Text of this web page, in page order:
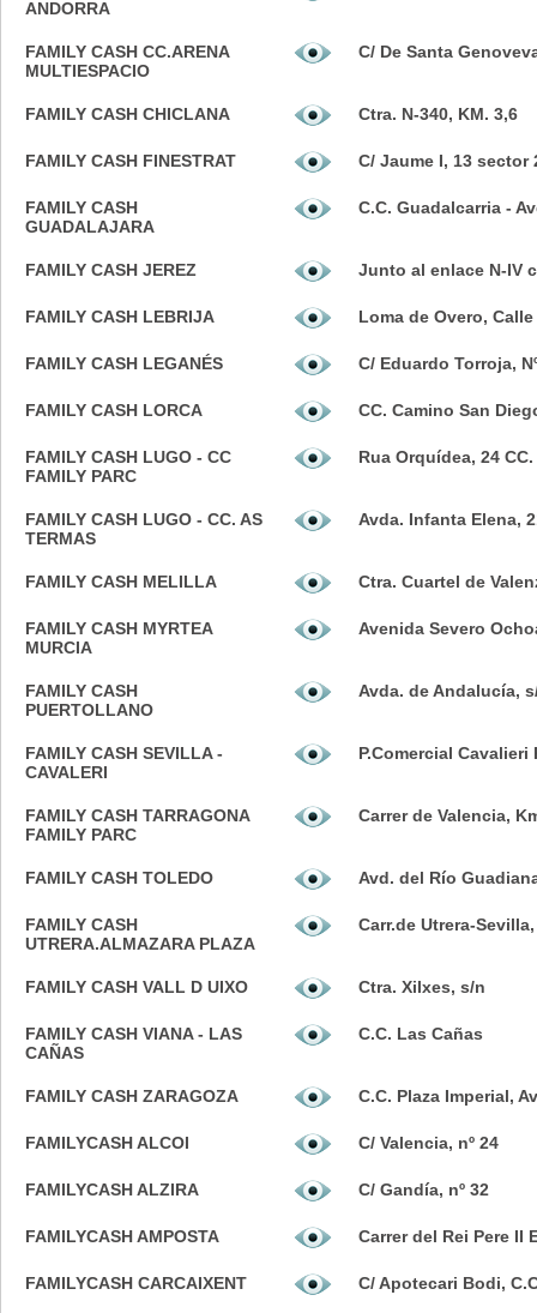
ANDORRA
FAMILY CASH CC.ARENA
MULTIESPACIO
C/ De Santa
FAMILY CASH CHICLANA Ctra. N-340, KM. 3,6
FAMILY CASH FINESTRAT C/ Jaume I, 13 sector
FAMILY CASH
GUADALAJARA
C.C. Guadalcarria -
FAMILY CASH JEREZ Junto al enlace N-IV
FAMILY CASH LEBRIJA Loma de Overo,
FAMILY CASH LEGANÉS C/ Eduardo Torroja,
FAMILY CASH LORCA CC. Camino San
FAMILY CASH LUGO - CC
FAMILY PARC
Rua Orquídea, 24
FAMILY CASH LUGO - CC. AS
TERMAS
Avda. Infanta Elena,
FAMILY CASH MELILLA Ctra. Cuartel de
FAMILY CASH MYRTEA
MURCIA
Avenida Severo
FAMILY CASH
PUERTOLLANO
Avda. de Andalucía,
FAMILY CASH SEVILLA -
CAVALERI
P.Comercial
FAMILY CASH TARRAGONA
FAMILY PARC
Carrer de Valencia,
FAMILY CASH TOLEDO Avd. del Río
FAMILY CASH
UTRERA.ALMAZARA PLAZA
Carr.de Utrera-
FAMILY CASH VALL D UIXO Ctra. Xilxes, s/n
FAMILY CASH VIANA - LAS
CAÑAS
C.C. Las Cañas
FAMILY CASH ZARAGOZA C.C. Plaza Imperial,
FAMILYCASH ALCOI C/ Valencia, nº 24
FAMILYCASH ALZIRA C/ Gandía, nº 32
FAMILYCASH AMPOSTA Carrer del Rei Pere II
FAMILYCASH CARCAIXENT C/ Apotecari Bodi,